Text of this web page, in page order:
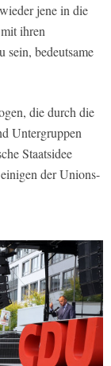
jene in die
ihren
bedeutsame
die durch die
Untergruppen
Staatsidee
der Unions-